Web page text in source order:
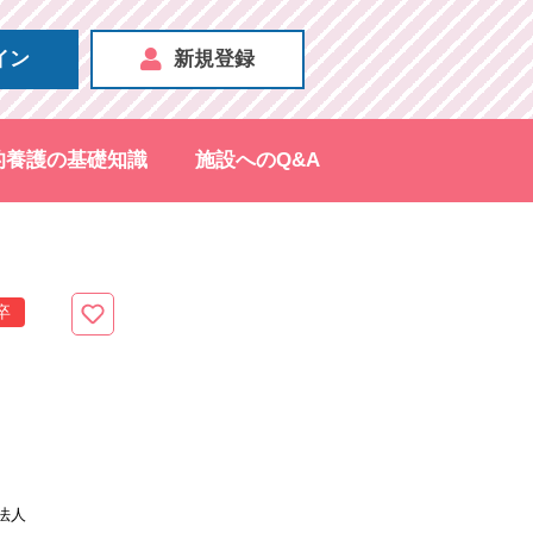
ン 新規登録
養護の基礎知識 施設へのQ&A
人